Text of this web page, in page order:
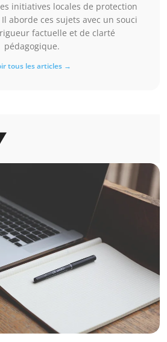
initiatives locales de protection
aborde ces sujets avec un souci
factuelle et de clarté
pédagogique.
tous les articles →